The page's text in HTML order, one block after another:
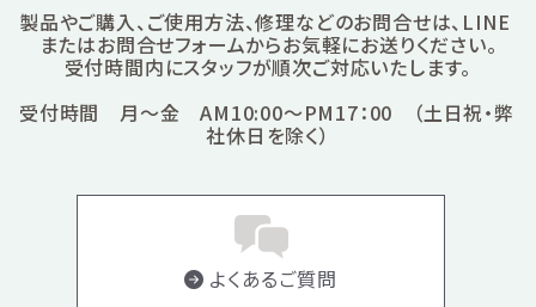
製品やご購入、ご使用方法、修理などのお問合せは、LINE
またはお問合せフォームからお気軽にお送りください。
受付時間内にスタッフが順次ご対応いたします。
受付時間 月～金 AM10:00～PM17：00 （土日祝・弊
社休日を除く）
よくあるご質問